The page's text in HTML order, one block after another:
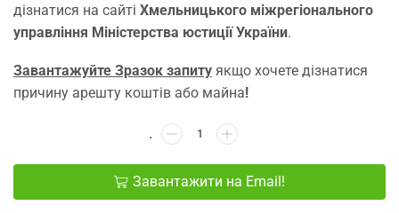
дізнатися на сайті Хмельницького міжрегіонального
управління Міністерства юстиції України.
Завантажуйте Зразок запиту якщо хочете дізнатися
причину арешту коштів або майна!
Завантажити на Email!